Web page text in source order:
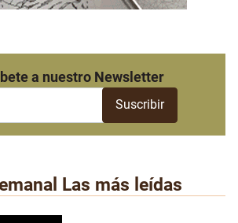
a nuestro Newsletter
Las más leídas